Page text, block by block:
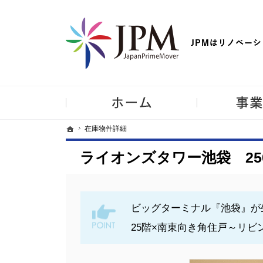
ホーム
在庫物件詳細
ライオンズタワー池袋
ビッグターミナル『池袋』
25階×南東向き角住戸～リビ
ホーム
在庫物件詳細